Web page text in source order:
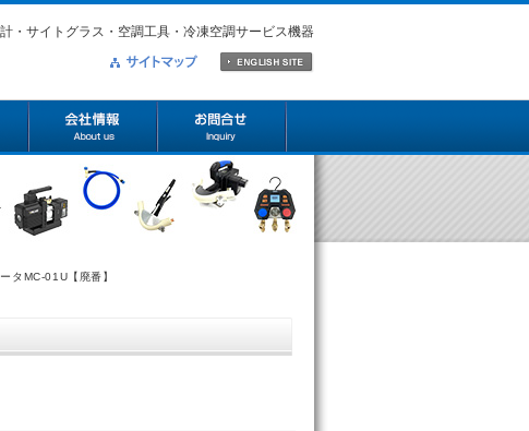
・サイトグラス・空調工具・冷凍空調サービス機器
タMC-01U【廃番】